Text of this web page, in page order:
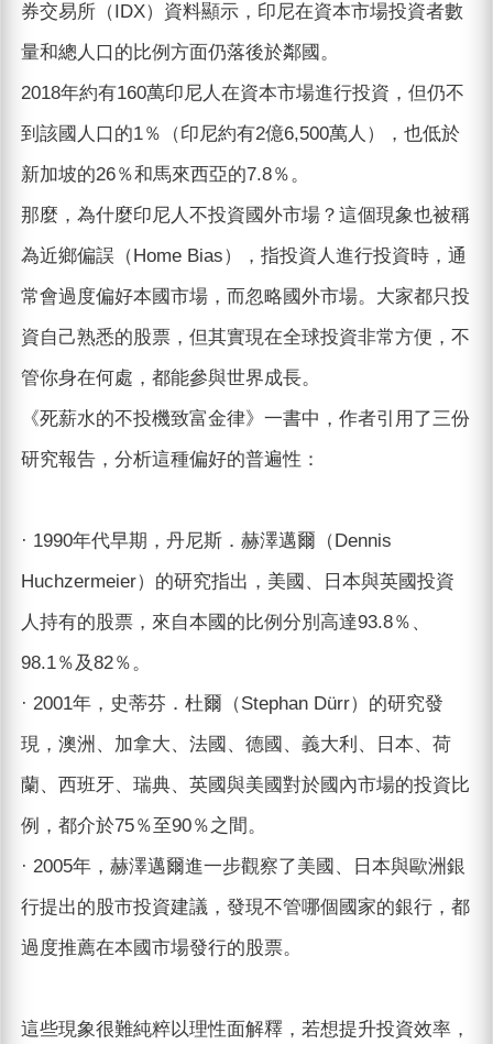
券交易所（IDX）資料顯示，印尼在資本市場投資者數
量和總人口的比例方面仍落後於鄰國。
2018年約有160萬印尼人在資本市場進行投資，但仍不
到該國人口的1％（印尼約有2億6,500萬人），也低於
新加坡的26％和馬來西亞的7.8％。
那麼，為什麼印尼人不投資國外市場？這個現象也被稱
為近鄉偏誤（Home Bias），指投資人進行投資時，通
常會過度偏好本國市場，而忽略國外市場。大家都只投
資自己熟悉的股票，但其實現在全球投資非常方便，不
管你身在何處，都能參與世界成長。
《死薪水的不投機致富金律》一書中，作者引用了三份
研究報告，分析這種偏好的普遍性：
· 1990年代早期，丹尼斯．赫澤邁爾（Dennis
Huchzermeier）的研究指出，美國、日本與英國投資
人持有的股票，來自本國的比例分別高達93.8％、
98.1％及82％。
· 2001年，史蒂芬．杜爾（Stephan Dürr）的研究發
現，澳洲、加拿大、法國、德國、義大利、日本、荷
蘭、西班牙、瑞典、英國與美國對於國內市場的投資比
例，都介於75％至90％之間。
· 2005年，赫澤邁爾進一步觀察了美國、日本與歐洲銀
行提出的股市投資建議，發現不管哪個國家的銀行，都
過度推薦在本國市場發行的股票。
這些現象很難純粹以理性面解釋，若想提升投資效率，